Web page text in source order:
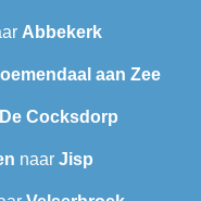
Abbekerk
aan Zee
De Cocksdorp
naar Jisp